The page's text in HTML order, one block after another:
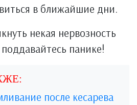
в ближайшие дни.
некая нервозность
панике!
после кесарева